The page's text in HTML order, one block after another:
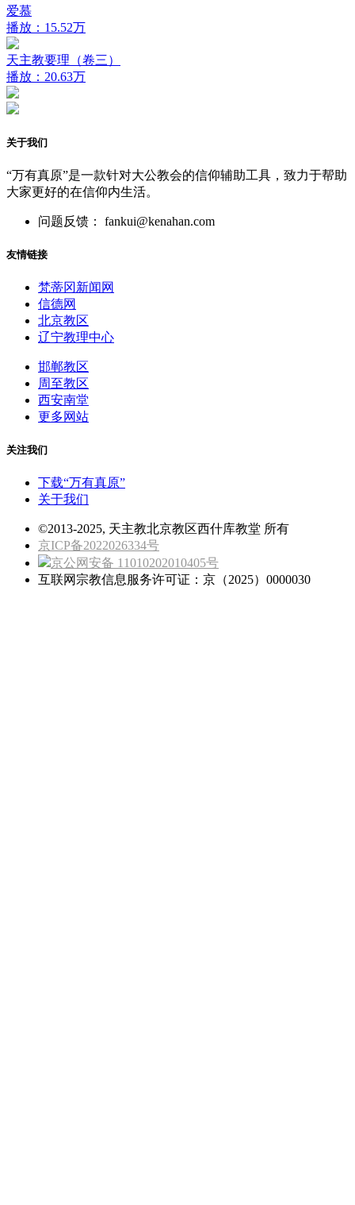
爱慕
播放：15.52万
天主教要理（卷三）
播放：20.63万
关于我们
“万有真原”是一款针对大公教会的信仰辅助工具，致力于帮助
大家更好的在信仰内生活。
问题反馈： fankui@kenahan.com
友情链接
梵蒂冈新闻网
信德网
北京教区
辽宁教理中心
邯郸教区
周至教区
西安南堂
更多网站
关注我们
下载“万有真原”
关于我们
©2013-2025, 天主教北京教区西什库教堂 所有
京ICP备2022026334号
京公网安备 11010202010405号
互联网宗教信息服务许可证：京（2025）0000030